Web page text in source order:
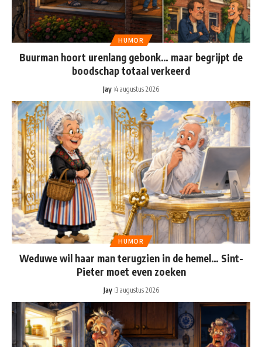
HUMOR
Buurman hoort urenlang gebonk… maar begrijpt de
boodschap totaal verkeerd
Jay 4 augustus 2026
HUMOR
Weduwe wil haar man terugzien in de hemel… Sint-
Pieter moet even zoeken
Jay 3 augustus 2026